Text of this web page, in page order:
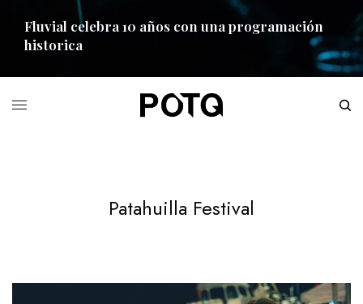
Fluvial celebra 10 años con una programación
historica
Patahuilla Festival